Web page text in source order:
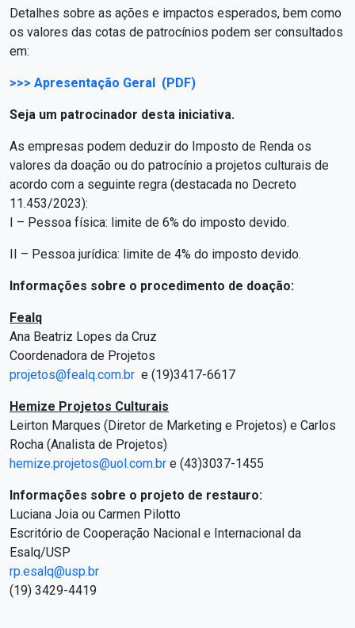
Detalhes sobre as ações e impactos esperados, bem como
os valores das cotas de patrocínios podem ser consultados
em:
>>> Apresentação Geral (PDF)
Seja um patrocinador desta iniciativa.
As empresas podem deduzir do Imposto de Renda os
valores da doação ou do patrocínio a projetos culturais de
acordo com a seguinte regra (destacada no Decreto
11.453/2023):
I – Pessoa física: limite de 6% do imposto devido.
II – Pessoa jurídica: limite de 4% do imposto devido.
Informações sobre o procedimento de doação:
Fealq
Ana Beatriz Lopes da Cruz
Coordenadora de Projetos
projetos@fealq.com.br e (19)3417-6617
Hemize Projetos Culturais
Leirton Marques (Diretor de Marketing e Projetos) e Carlos
Rocha (Analista de Projetos)
hemize.projetos@uol.com.br e (43)3037-1455
Informações sobre o projeto de restauro:
Luciana Joia ou Carmen Pilotto
Escritório de Cooperação Nacional e Internacional da
Esalq/USP
rp.esalq@usp.br
(19) 3429-4419